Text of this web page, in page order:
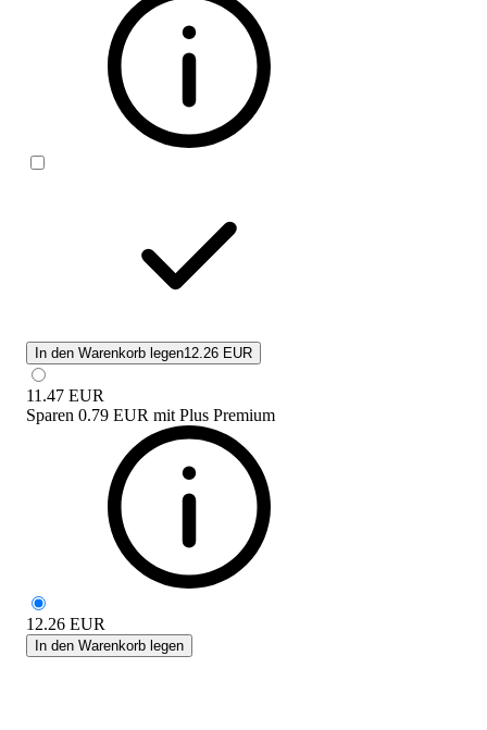
In den Warenkorb legen12.26 EUR
11.47 EUR
Sparen 0.79 EUR mit Plus Premium
12.26 EUR
In den Warenkorb legen